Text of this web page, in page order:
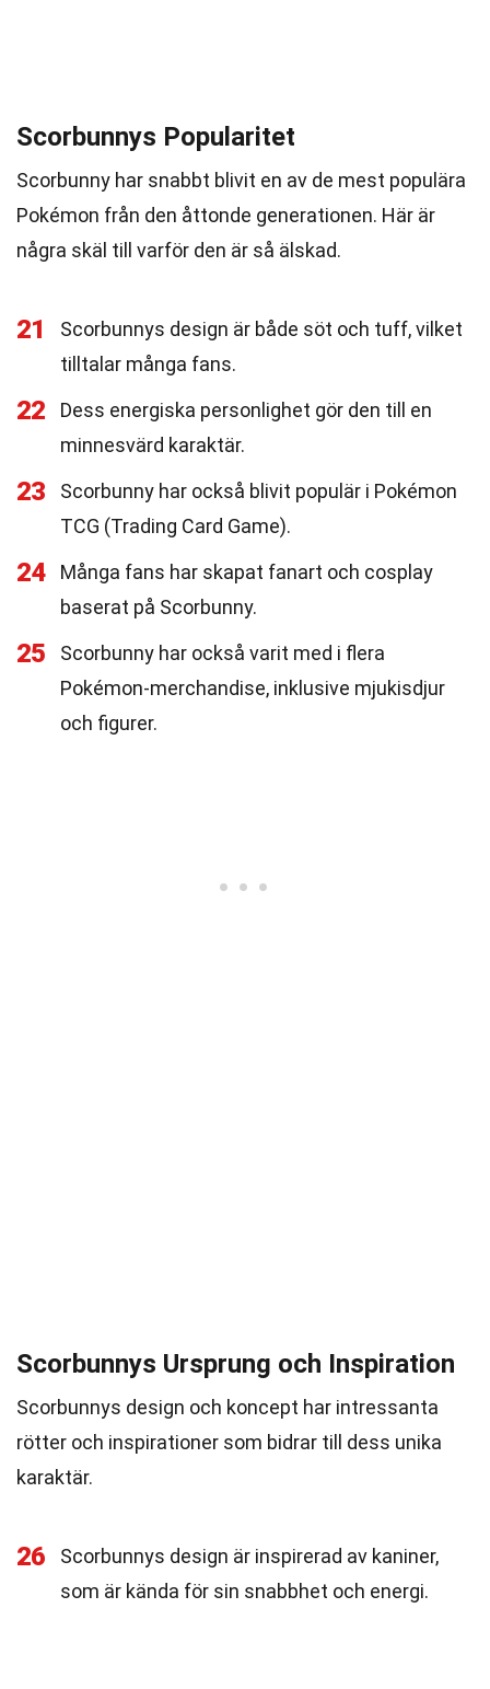
Scorbunnys Popularitet
Scorbunny har snabbt blivit en av de mest populära
Pokémon från den åttonde generationen. Här är
några skäl till varför den är så älskad.
21
Scorbunnys design är både söt och tuff, vilket
tilltalar många fans.
22
Dess energiska personlighet gör den till en
minnesvärd karaktär.
23
Scorbunny har också blivit populär i Pokémon
TCG (Trading Card Game).
24
Många fans har skapat fanart och cosplay
baserat på Scorbunny.
25
Scorbunny har också varit med i flera
Pokémon-merchandise, inklusive mjukisdjur
och figurer.
Scorbunnys Ursprung och Inspiration
Scorbunnys design och koncept har intressanta
rötter och inspirationer som bidrar till dess unika
karaktär.
26
Scorbunnys design är inspirerad av kaniner,
som är kända för sin snabbhet och energi.